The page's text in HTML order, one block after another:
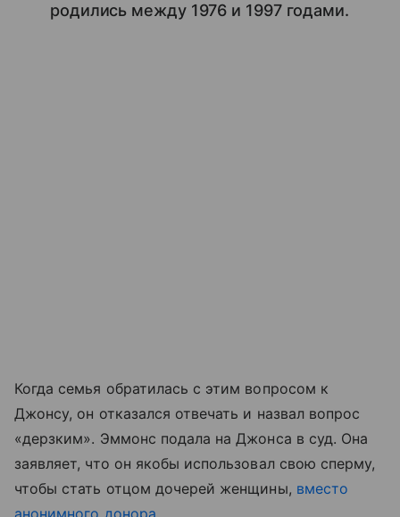
родились между 1976 и 1997 годами.
Когда семья обратилась с этим вопросом к
Джонсу, он отказался отвечать и назвал вопрос
«дерзким». Эммонс подала на Джонса в суд. Она
заявляет, что он якобы использовал свою сперму,
чтобы стать отцом дочерей женщины, вместо
анонимного донора